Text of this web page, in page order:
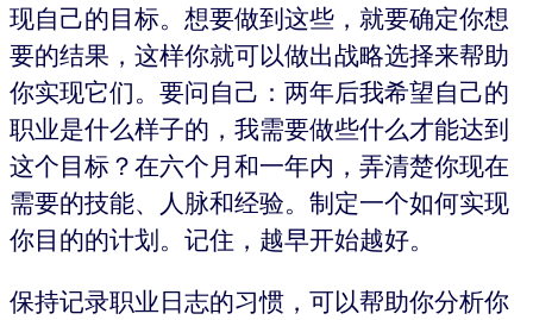
现自己的目标。想要做到这些，就要确定你想
要的结果，这样你就可以做出战略选择来帮助
你实现它们。要问自己：两年后我希望自己的
职业是什么样子的，我需要做些什么才能达到
这个目标？在六个月和一年内，弄清楚你现在
需要的技能、人脉和经验。制定一个如何实现
你目的的计划。记住，越早开始越好。
保持记录职业日志的习惯，可以帮助你分析你